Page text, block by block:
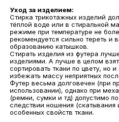
Уход за изделием:
Стирка трикотажных изделий
тёплой воде или в стиральной
режиме при температуре не
рекомендуется сильно тереть и
образованию катышков.
Стирать изделия из футера
изделиями. А лучше в целом
сортировать ткани по цвету, но
избежать массу неприятных
Футер весьма долговечен (при
использовании), однако при
(ремни, сумки и тд) допустимо
следствии ношения (скатывания
особенных свойств ткани.
МАГАЗИНЫ
Потрогать, примерить,
ВЛЮБИТЬСЯ И КУПИТЬ
наш бренд вы можете по